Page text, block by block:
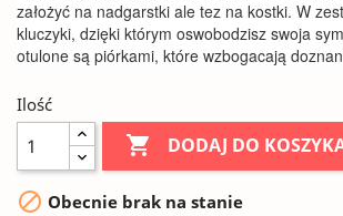
założyć na nadgarstki ale tez na kostki. W
kluczyki, dzięki którym oswobodzisz swoja
otulone są piórkami, które wzbogacają
Ilość
 DODAJ DO
 Obecnie brak na stanie